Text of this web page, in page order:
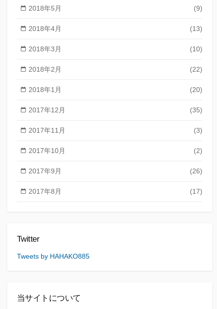
2018年5月 (9)
2018年4月 (13)
2018年3月 (10)
2018年2月 (22)
2018年1月 (20)
2017年12月 (35)
2017年11月 (3)
2017年10月 (2)
2017年9月 (26)
2017年8月 (17)
Twitter
Tweets by HAHAKO885
当サイトについて